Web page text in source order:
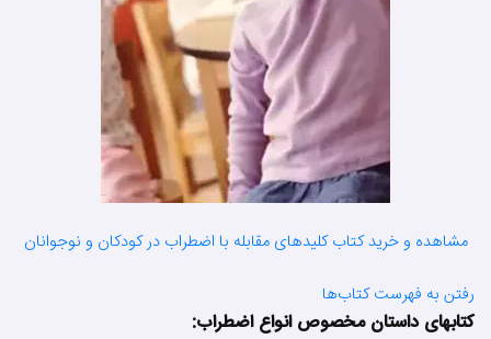
مشاهده و خرید کتاب کلیدهای مقابله با اضطراب در کودکان و نوجوانان
رفتن به فهرست کتاب‌ها
کتابهای داستان مخصوص انواع اضطراب: